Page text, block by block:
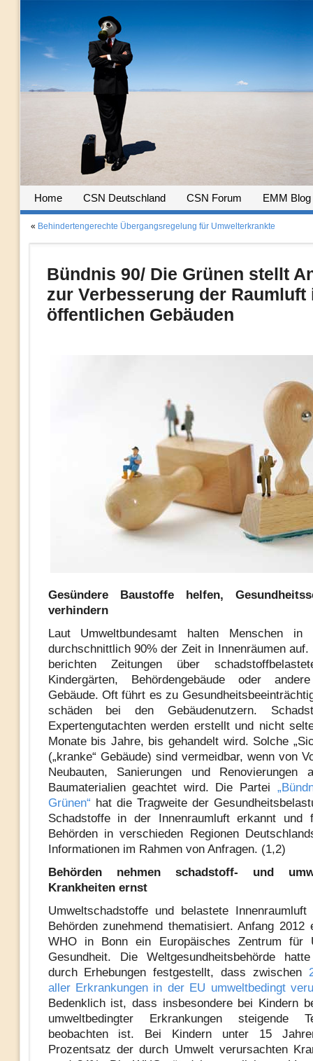
Home CSN Deutschland CSN Forum EMM Blog
« Behindertengerechte Übergangsregelung für Umwelterkrankte
Bündnis 90/ Die Grünen stellt
zur Verbesserung der Raumluft
öffentlichen Gebäuden
Gesündere Baustoffe helfen,
verhindern
Laut Umweltbundesamt halten Menschen in
durchschnittlich 90% der Zeit in Innenräumen auf.
berichten Zeitungen über
Kindergärten, Behördengebäude oder
Gebäude. Oft führt es zu
schäden bei den Gebäudenutzern.
Expertengutachten werden erstellt und nicht
Monate bis Jahre, bis gehandelt wird. Solche
(„kranke“ Gebäude) sind vermeidbar, wenn von
Neubauten, Sanierungen und Renovierungen
Baumaterialien geachtet wird. Die Partei
Grünen“ hat die Tragweite der
Schadstoffe in der Innenraumluft erkannt und
Behörden in verschieden Regionen
Informationen im Rahmen von Anfragen. (1,2)
Behörden nehmen schadstoff- und
Krankheiten ernst
Umweltschadstoffe und belastete
Behörden zunehmend thematisiert. Anfang 2012
WHO in Bonn ein Europäisches Zentrum für
Gesundheit. Die Weltgesundheitsbehörde
durch Erhebungen festgestellt, dass zwischen
aller Erkrankungen in der EU umweltbedingt
Bedenklich ist, dass insbesondere bei Kindern
umweltbedingter Erkrankungen steigende
beobachten ist. Bei Kindern unter 15
Prozentsatz der durch Umwelt verursachten